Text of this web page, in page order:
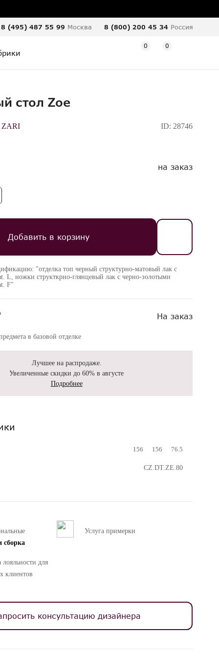
8 (495) 487 55 99 Москва 8 (800) 200 45 34 Россия
0 0
стол Zoe
ZARI
ID: 28746
на заказ
Добавить в корзину
"отделка топ черный структурно-матовый лак с
L, ножки структкрно-глянцевый лак с черно-золотыми
F"
На заказ
в базовой отделке
Лучшее на распродаже.
Увеличенные скидки до 60% в августе
Подробнее
156 156 76.5
CZ.DT.ZE.80
сборка
Услуга примерки
для
клиентов
консультацию дизайнера